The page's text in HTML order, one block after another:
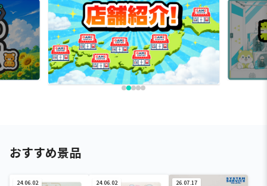
おすすめ景品
24.06.02 24.06.02 26.07.17